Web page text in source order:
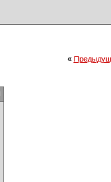
«